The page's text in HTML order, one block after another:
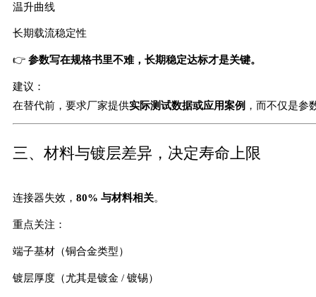
温升曲线
长期载流稳定性
👉 参数写在规格书里不难，长期稳定达标才是关键。
建议：
在替代前，要求厂家提供实际测试数据或应用案例 ，而不仅是参
三、材料与镀层差异，决定寿命上限
连接器失效， 80% 与材料相关。
重点关注：
端子基材（铜合金类型）
镀层厚度（尤其是镀金 / 镀锡）